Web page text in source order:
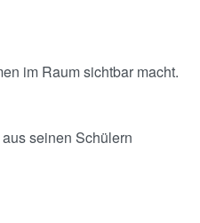
im Raum sichtbar macht.
seinen Schülern